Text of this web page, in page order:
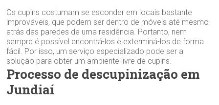
Os cupins costumam se esconder em locais bastante
improváveis, que podem ser dentro de móveis até mesmo
atrás das paredes de uma residência. Portanto, nem
sempre é possível encontrá-los e exterminá-los de forma
fácil. Por isso, um serviço especializado pode ser a
solução para obter um ambiente livre de cupins.
Processo de descupinização em
Jundiaí